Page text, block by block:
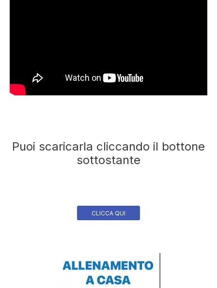
Puoi scaricarla cliccando il bottone
sottostante
CLICCA QUI